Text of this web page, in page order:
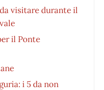
visitare durante il
il Ponte
i 5 da non